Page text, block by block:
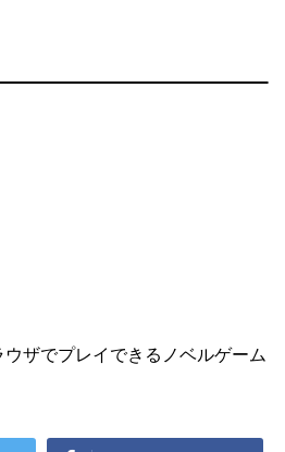
ザでプレイできるノベルゲーム